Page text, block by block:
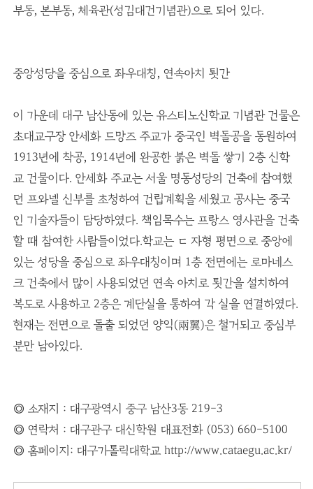
부동, 본부동, 체육관(성김대건기념관)으로 되어 있다.
중앙성당을 중심으로 좌우대칭, 연속아치 툇간
이 가운데 대구 남산동에 있는 유스티노신학교 기념관 건물은
초대교구장 안세화 드망즈 주교가 중국인 벽돌공을 동원하여
1913년에 착공, 1914년에 완공한 붉은 벽돌 쌓기 2층 신학
교 건물이다. 안세화 주교는 서울 명동성당의 건축에 참여했
던 프와넬 신부를 초청하여 건립계획을 세웠고 공사는 중국
인 기술자들이 담당하였다. 책임목수는 프랑스 영사관을 건축
할 때 참여한 사람들이었다.학교는 ㄷ 자형 평면으로 중앙에
있는 성당을 중심으로 좌우대칭이며 1층 전면에는 로마네스
크 건축에서 많이 사용되었던 연속 아치로 툇간을 설치하여
복도로 사용하고 2층은 계단실을 통하여 각 실을 연결하였다.
현재는 전면으로 돌출 되었던 양익(兩翼)은 철거되고 중심부
분만 남아있다.
◎ 소재지 : 대구광역시 중구 남산3동 219-3
◎ 연락처 : 대구관구 대신학원 대표전화 (053) 660-5100
◎ 홈페이지: 대구가톨릭대학교 http://www.cataegu.ac.kr/